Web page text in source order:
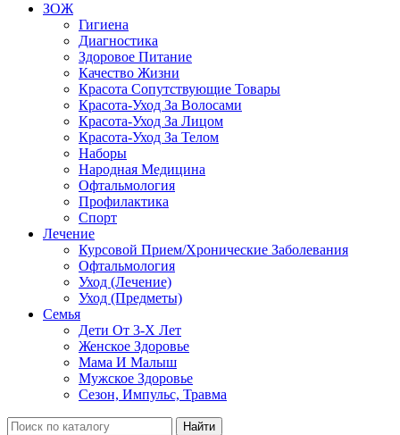
ЗОЖ
Гигиена
Диагностика
Здоровое Питание
Качество Жизни
Красота Сопутствующие Товары
Красота-Уход За Волосами
Красота-Уход За Лицом
Красота-Уход За Телом
Наборы
Народная Медицина
Офтальмология
Профилактика
Спорт
Лечение
Курсовой Прием/Хронические Заболевания
Офтальмология
Уход (Лечение)
Уход (Предметы)
Семья
Дети От 3-Х Лет
Женское Здоровье
Мама И Малыш
Мужское Здоровье
Сезон, Импульс, Травма
Найти